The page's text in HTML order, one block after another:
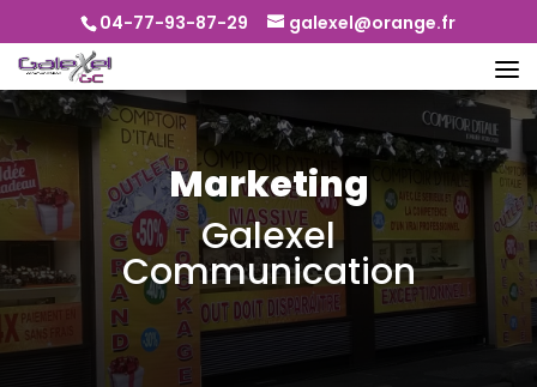
04-77-93-87-29 galexel@orange.fr
Marketing
Galexel
Communication